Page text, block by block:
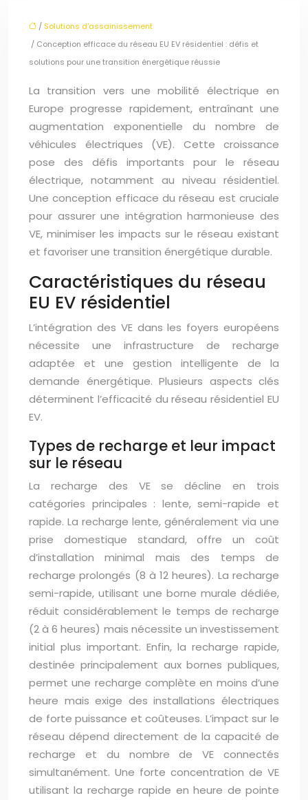
/ Solutions d'assainissement
/ Conception efficace du réseau EU EV résidentiel : défis et
solutions pour une transition énergétique réussie
La transition vers une mobilité électrique en
Europe progresse rapidement, entraînant une
augmentation exponentielle du nombre de
véhicules électriques (VE). Cette croissance
pose des défis importants pour le réseau
électrique, notamment au niveau résidentiel.
Une conception efficace du réseau est cruciale
pour assurer une intégration harmonieuse des
VE, minimiser les impacts sur le réseau existant
et favoriser une transition énergétique durable.
Caractéristiques du réseau
EU EV résidentiel
L’intégration des VE dans les foyers européens
nécessite une infrastructure de recharge
adaptée et une gestion intelligente de la
demande énergétique. Plusieurs aspects clés
déterminent l’efficacité du réseau résidentiel EU
EV.
Types de recharge et leur impact
sur le réseau
La recharge des VE se décline en trois
catégories principales : lente, semi-rapide et
rapide. La recharge lente, généralement via une
prise domestique standard, offre un coût
d’installation minimal mais des temps de
recharge prolongés (8 à 12 heures). La recharge
semi-rapide, utilisant une borne murale dédiée,
réduit considérablement le temps de recharge
(2 à 6 heures) mais nécessite un investissement
initial plus important. Enfin, la recharge rapide,
destinée principalement aux bornes publiques,
permet une recharge complète en moins d’une
heure mais exige des installations électriques
de forte puissance et coûteuses. L’impact sur le
réseau dépend directement de la capacité de
recharge et du nombre de VE connectés
simultanément. Une forte concentration de VE
utilisant la recharge rapide en heure de pointe